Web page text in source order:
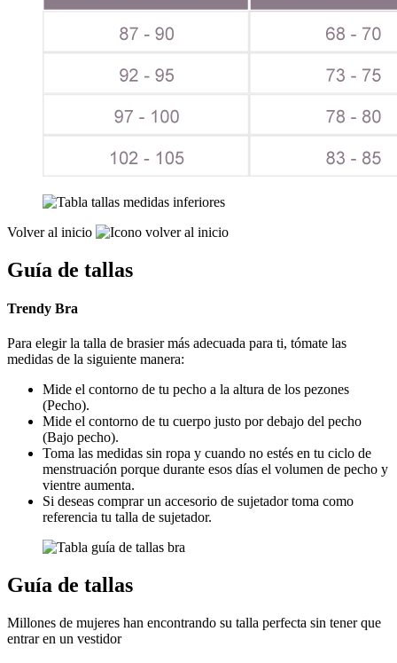
Volver al inicio
Guía de tallas
Trendy Bra
Para elegir la talla de brasier más adecuada para ti, tómate las
medidas de la siguiente manera:
Mide el contorno de tu pecho a la altura de los pezones
(Pecho).
Mide el contorno de tu cuerpo justo por debajo del pecho
(Bajo pecho).
Toma las medidas sin ropa y cuando no estés en tu ciclo de
menstruación porque durante esos días el volumen de pecho y
vientre aumenta.
Si deseas comprar un accesorio de sujetador toma como
referencia tu talla de sujetador.
Guía de tallas
Millones de mujeres han encontrando su talla perfecta sin tener que
entrar en un vestidor